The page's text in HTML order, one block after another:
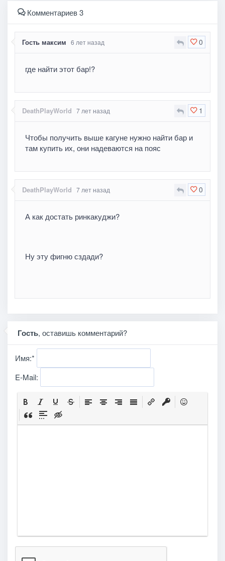
Комментариев 3
0
Гость максим 6 лет назад
где найти этот бар!?
1
DeathPlayWorld 7 лет назад
Чтобы получить выше кагуне нужно найти бар и
там купить их, они надеваются на пояс
0
DeathPlayWorld 7 лет назад
А как достать ринкакуджи?
Ну эту фигню сздади?
Гость, оставишь комментарий?
Имя:*
E-Mail: